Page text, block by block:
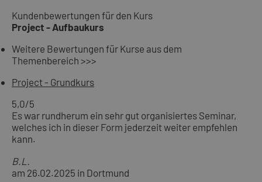
Kundenbewertungen für den Kurs
Project - Aufbaukurs
Weitere Bewertungen für Kurse aus dem
Themenbereich >>>
Project - Grundkurs
5,0/5
Es war rundherum ein sehr gut organisiertes Seminar,
welches ich in dieser Form jederzeit weiter empfehlen
kann.
B.L.
am 26.02.2025 in Dortmund